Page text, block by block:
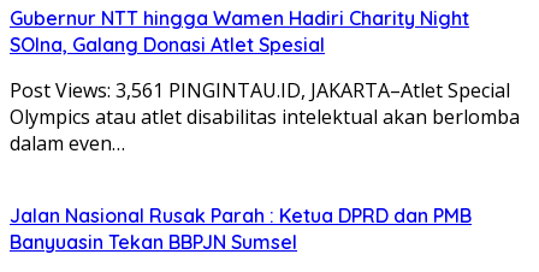
Gubernur NTT hingga Wamen Hadiri Charity Night
SOIna, Galang Donasi Atlet Spesial
Post Views: 3,561 PINGINTAU.ID, JAKARTA–Atlet Special
Olympics atau atlet disabilitas intelektual akan berlomba
dalam even…
Jalan Nasional Rusak Parah : Ketua DPRD dan PMB
Banyuasin Tekan BBPJN Sumsel